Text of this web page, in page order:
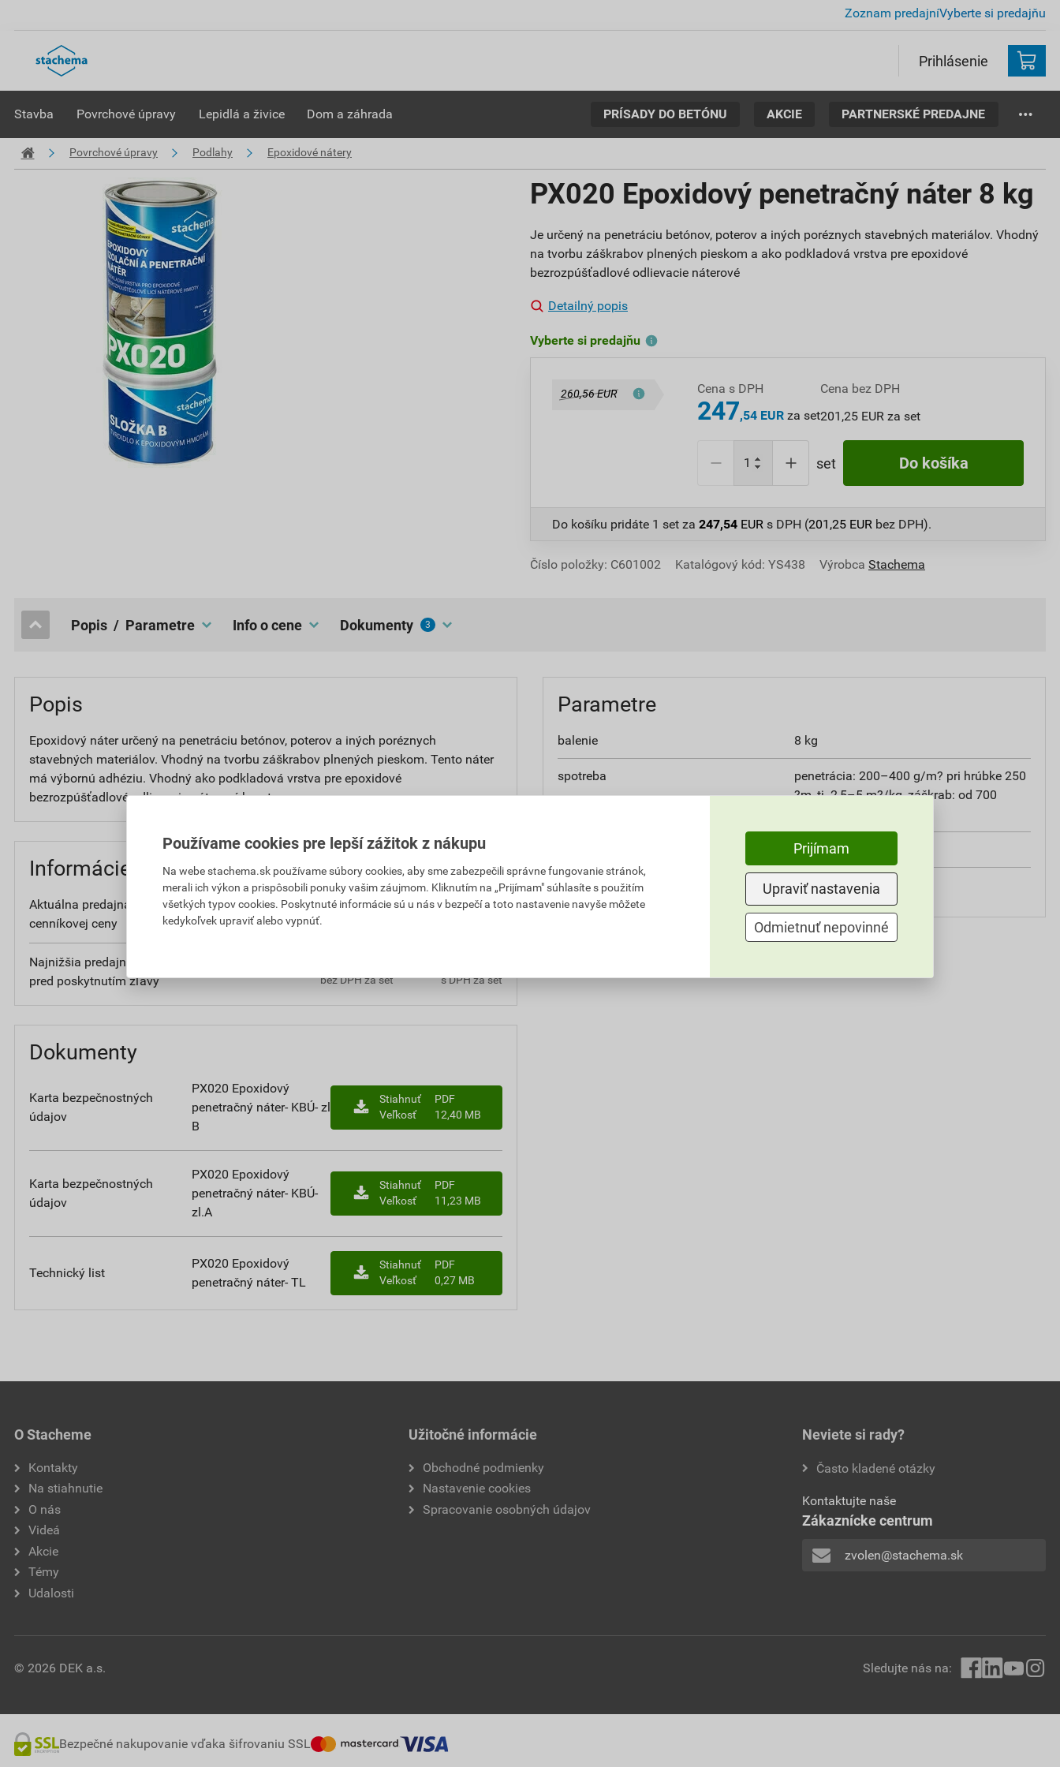
Zoznam predajníVyberte si predajňu
Prihlásenie
Stavba Povrchové úpravy Lepidlá a živice Dom a záhrada PRÍSADY DO BETÓNU AKCIE PARTNERSKÉ PREDAJNE
Povrchové úpravy Podlahy Epoxidové nátery
PX020 Epoxidový penetračný náter 8 kg
Je určený na penetráciu betónov, poterov a iných poréznych stavebných materiálov. Vhodný
na tvorbu záškrabov plnených pieskom a ako podkladová vrstva pre epoxidové
bezrozpúšťadlové odlievacie náterové
Detailný popis
Vyberte si predajňu
260,56 EUR Cena s DPH
247,54 EUR za set
Cena bez DPH
201,25 EUR za set
set Do košíka
Do košíku pridáte 1 set za 247,54 EUR s DPH (201,25 EUR bez DPH).
Číslo položky: C601002 Katalógový kód: YS438 Výrobca Stachema
popis / Parametre Info o cene dokumenty 3
Popis
Epoxidový náter určený na penetráciu betónov, poterov a iných poréznych
stavebných materiálov. Vhodný na tvorbu záškrabov plnených pieskom. Tento náter
má výbornú adhéziu. Vhodný ako podkladová vrstva pre epoxidové
bezrozpúšťadlové odlievacie náterové hmoty.
Informácie o cene
Aktuálna predajná cena po zľave 5% z
cenníkovej ceny
201,25 EUR
bez DPH za set
247,54 EUR
Najnižšia predajná cena v období 30 dní
pred poskytnutím zľavy
bez DPH za set s DPH za set
Dokumenty
Karta bezpečnostných
údajov
PX020 Epoxidový
penetračný náter- KBÚ- zl.
B
Stiahnuť
PDF
Veľkosť
12,40 MB
Karta bezpečnostných
údajov
PX020 Epoxidový
penetračný náter- KBÚ-
zl.A
Stiahnuť
PDF
Veľkosť
11,23 MB
Technický list
PX020 Epoxidový
penetračný náter- TL
Stiahnuť
PDF
Veľkosť
0,27 MB
Parametre
balenie 8 kg
spotreba
penetrácia: 200–400 g/m? pri hrúbke 250
?m, tj. 2,5–5 m?/kg, záškrab: od 700
interiér
aplikácia štetcom
O Stacheme
Kontakty
Na stiahnutie
O nás
Videá
Akcie
Témy
Udalosti
Užitočné informácie
Obchodné podmienky
Nastavenie cookies
Spracovanie osobných údajov
Neviete si rady?
Často kladené otázky
Kontaktujte naše
Zákaznícke centrum
zvolen@stachema.sk
© 2026 DEK a.s. Sledujte nás na:
Bezpečné nakupovanie vďaka šifrovaniu SSL
Používame cookies pre lepší zážitok z nákupu
Na webe stachema.sk používame súbory cookies, aby sme zabezpečili správne fungovanie stránok,
merali ich výkon a prispôsobili ponuky vašim záujmom. Kliknutím na „Prijímam" súhlasíte s použitím
všetkých typov cookies. Poskytnuté informácie sú u nás v bezpečí a toto nastavenie navyše môžete
kedykoľvek upraviť alebo vypnúť.
Prijímam
Upraviť nastavenia
Odmietnuť nepovinné